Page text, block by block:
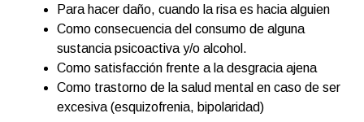
Para hacer daño, cuando la risa es hacia alguien
Como consecuencia del consumo de alguna
sustancia psicoactiva y/o alcohol.
Como satisfacción frente a la desgracia ajena
Como trastorno de la salud mental en caso de ser
excesiva (esquizofrenia, bipolaridad)